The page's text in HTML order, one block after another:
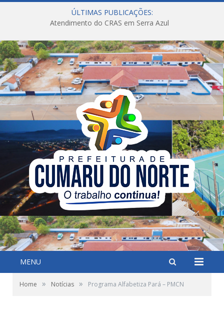
ÚLTIMAS PUBLICAÇÕES:
Atendimento do CRAS em Serra Azul
MENU
Home » Notícias » Programa Alfabetiza Pará – PMCN